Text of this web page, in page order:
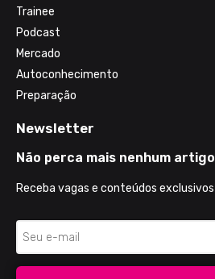
Trainee
Podcast
Mercado
Autoconhecimento
Preparação
Newsletter
Não perca mais nenhum
Receba vagas e conteúdos